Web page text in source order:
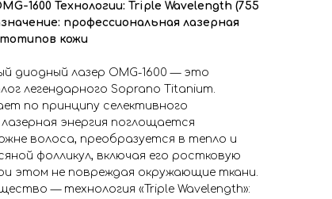
1600 Технологии: Triple Wavelength (755
профессиональная лазерная
кожи
диодный лазер OMG-1600 — это
легендарного Soprano Titanium.
по принципу селективного
энергия поглощается
волоса, преобразуется в тепло и
фолликул, включая его ростковую
этом не повреждая окружающие ткани.
— технология «Triple Wavelength»: